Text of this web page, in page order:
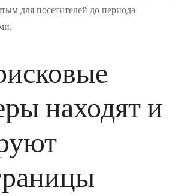
для посетителей до периода
находят и